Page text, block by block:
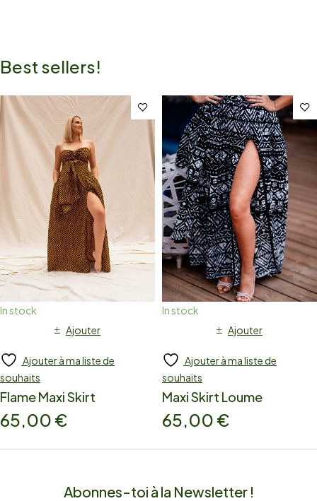
Best sellers!
In stock
Ajouter
Ajouter à ma liste de
souhaits
Flame Maxi Skirt
65,00 €
In stock
Ajouter
Ajouter à ma liste de
souhaits
Maxi Skirt Loume
65,00 €
Abonnes-toi à la Newsletter !